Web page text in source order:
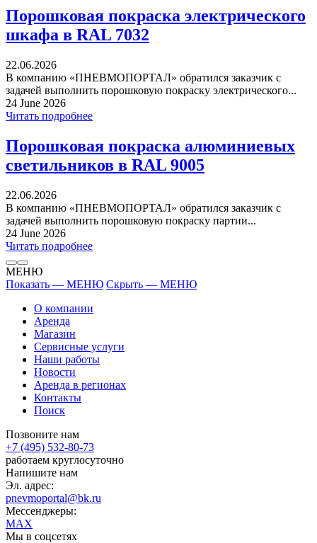
Порошковая покраска электрического
шкафа в RAL 7032
22.06.2026
В компанию «ПНЕВМОПОРТАЛ» обратился заказчик с
задачей выполнить порошковую покраску электрического...
24 June 2026
Читать подробнее
Порошковая покраска алюминиевых
светильников в RAL 9005
22.06.2026
В компанию «ПНЕВМОПОРТАЛ» обратился заказчик с
задачей выполнить порошковую покраску партии...
24 June 2026
Читать подробнее
МЕНЮ
Показать — МЕНЮ Скрыть — МЕНЮ
О компании
Аренда
Магазин
Сервисные услуги
Наши работы
Новости
Аренда в регионах
Контакты
Поиск
Позвоните нам
+7 (495) 532-80-73
работаем круглосуточно
Напишите нам
Эл. адрес:
pnevmoportal@bk.ru
Мессенджеры:
MAX
Мы в соцсетях